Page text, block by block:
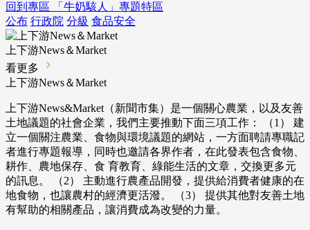
回到專區 「牛奶駭人」專題特區
公布 行政院 分級 食品安全
上下游News＆Market
看更多
上下游News＆Market
上下游News&Market（新聞市集）是一個關心農業，以及友善
土地議題的社會企業，我們主要推動下面三項工作： （1） 建
立一個關注農業、食物與環境議題的網站，一方面聘請專職記
者進行專題報導，同時也邀請各界作者，在此發表包含食物、
耕作、農地保存、食 育教育、綠能生活的文章，交換更多元
的訊息。 （2） 主動進行農產品開發，提供給消費者健康的在
地食物，也讓農村的經濟更活潑。 （3） 提供其他對友善土地
有幫助的相關產品，讓消費成為改變的力量。